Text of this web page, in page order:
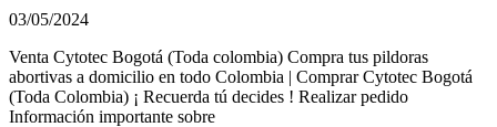
03/05/2024
Venta Cytotec Bogotá (Toda colombia) Compra tus pildoras
abortivas a domicilio en todo Colombia | Comprar Cytotec Bogotá
(Toda Colombia) ¡ Recuerda tú decides ! Realizar pedido
Información importante sobre